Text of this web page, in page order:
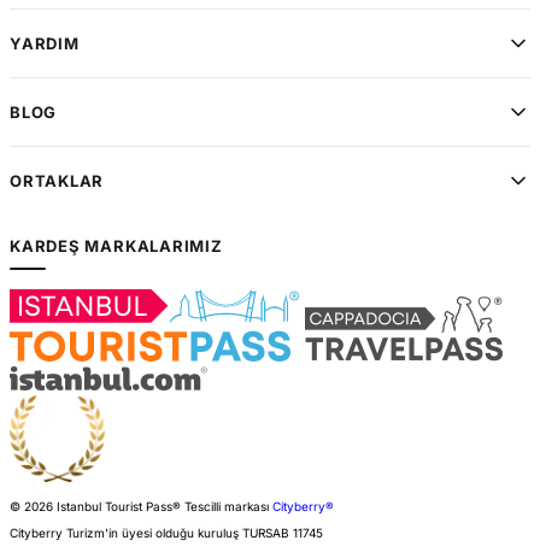
YARDIM
BLOG
ORTAKLAR
KARDEŞ MARKALARIMIZ
© 2026 Istanbul Tourist Pass® Tescilli markası Cityberry®
Cityberry Turizm'in üyesi olduğu kuruluş TURSAB 11745